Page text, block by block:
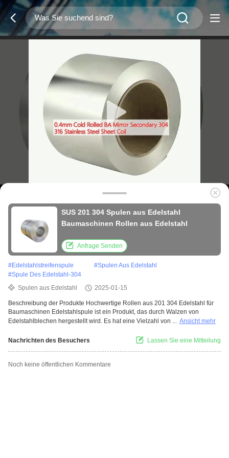
SUS 201 304 Spulen aus Edelstahl
Baumaschinen Rollen aus Edelstahl
Anfrage Senden
#Edelstahlstreifenspule #Spulen Aus Edelstahl
#Spule Des Edelstahl-304
Spulen aus Edelstahl
2025-01-15
Beschreibung der Produkte Hochwertige Rollen aus 201 304 Edelstahl für
Baumaschinen Edelstahlspule ist ein Produkt, das durch Walzen von
Edelstahlblechen hergestellt wird. Es hat eine Vielzahl von ... Ansicht mehr
Nachrichten des Besuchers Lassen Sie eine Mitteilung
Noch keine öffentlichen Kommentare